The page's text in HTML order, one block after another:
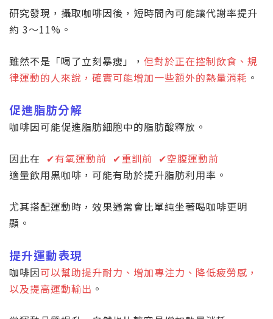
研究發現，攝取咖啡因後，短時間內可能讓代謝率提升
約 3～11% 。
雖然不是「喝了立刻暴瘦」， 但對於正在控制飲食、規
律運動的人來說，確實可能增加一些額外的熱量消耗 。
促進脂肪分解
咖啡因可能促進脂肪細胞中的脂肪酸釋放。
因此在 ✔有氧運動前 ✔重訓前 ✔空腹運動前
適量飲用黑咖啡，可能有助於提升脂肪利用率。
尤其搭配運動時，效果通常會比單純坐著喝咖啡更明
顯。
提升運動表現
咖啡因可以幫助提升耐力、增加專注力、降低疲勞感，
以及提高運動輸出 。